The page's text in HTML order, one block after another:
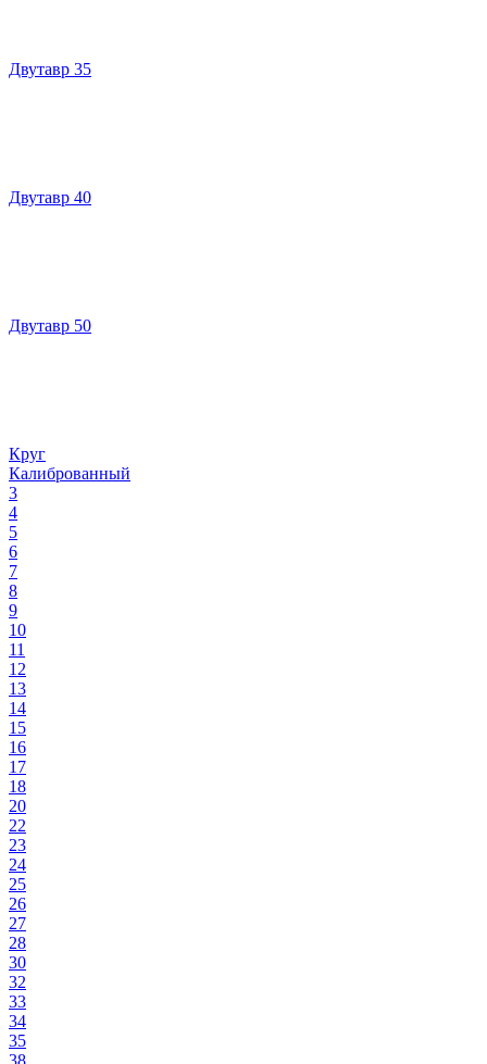
Двутавр 35
Двутавр 40
Двутавр 50
Круг
Калиброванный
3
4
5
6
7
8
9
10
11
12
13
14
15
16
17
18
20
22
23
24
25
26
27
28
30
32
33
34
35
38